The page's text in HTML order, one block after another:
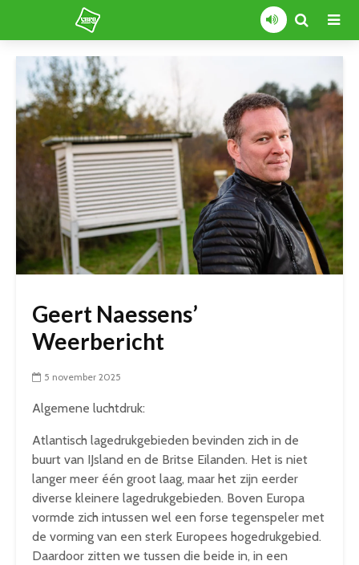
Geert Naessens’
Weerbericht
5 november 2025
Algemene luchtdruk:
Atlantisch lagedrukgebieden bevinden zich in de
buurt van IJsland en de Britse Eilanden. Het is niet
langer meer één groot laag, maar het zijn eerder
diverse kleinere lagedrukgebieden. Boven Europa
vormde zich intussen wel een forse tegenspeler met
de vorming van een sterk Europees hogedrukgebied.
Daardoor zitten we tussen die beide in, in een